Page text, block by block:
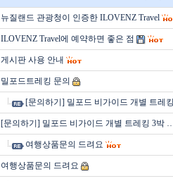
뉴질랜드 관광청이 인증한 ILOVENZ Travel
ILOVENZ Travel에 예약하면 좋은 점
게시판 사용 안내
밀포드트레킹 문의
[문의하기] 밀포드 비가이드 개별 트레
[문의하기] 밀포드 비가이드 개별 트레킹 3박
여행상품문의 드려요
여행상품문의 드려요